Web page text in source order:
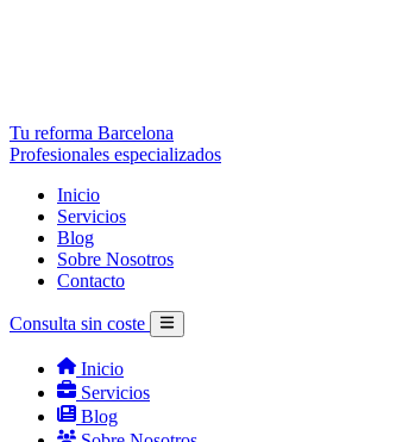
Tu reforma Barcelona
Profesionales especializados
Inicio
Servicios
Blog
Sobre Nosotros
Contacto
Consulta sin coste
Inicio
Servicios
Blog